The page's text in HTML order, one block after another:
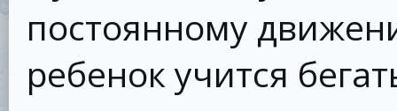
постоянному
ребенок учится